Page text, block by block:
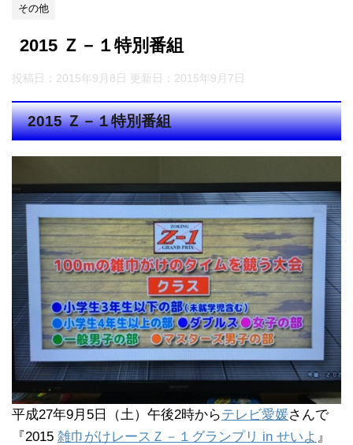
その他
2015 Ｚ－１特別番組
投稿日：2015年9月8日 更新日： 2015年9月7日
2015 Ｚ－１特別番組
平成27年9月5日（土）午後2時からテレビ愛媛さんで
『2015 雑巾がけレースＺ－１グランプリ in せいよ 』